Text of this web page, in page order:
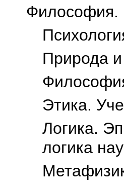
Философия.
Природа
Этика.
Логика.
логика